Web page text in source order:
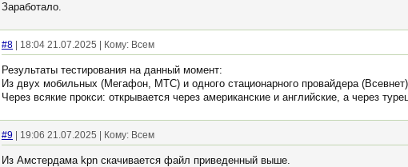
Заработало.
#8 | 18:04 21.07.2025 | Кому: Всем
Результаты тестирования на данный момент:
Из двух мобильных (Мегафон, МТС) и одного стационарного провайдера
Через всякие прокси: открывается через американские и английские, а через
#9 | 19:06 21.07.2025 | Кому: Всем
Из Амстердама kpn скачивается файл приведенный выше.